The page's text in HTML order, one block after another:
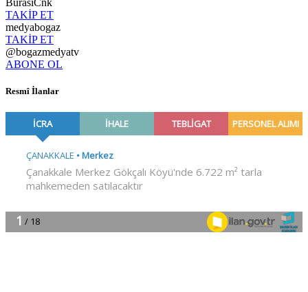
TAKİP ET
medyabogaz
TAKİP ET
@bogazmedyatv
ABONE OL
Resmî İlanlar